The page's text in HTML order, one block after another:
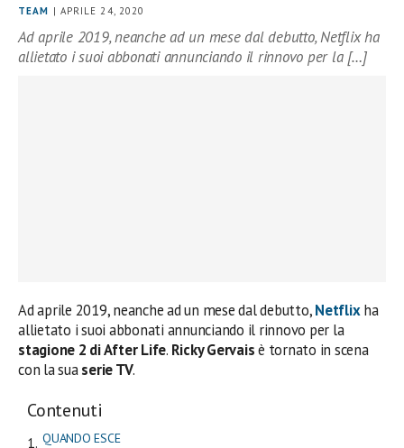
TEAM | APRILE 24, 2020
Ad aprile 2019, neanche ad un mese dal debutto, Netflix ha
allietato i suoi abbonati annunciando il rinnovo per la […]
Ad aprile 2019, neanche ad un mese dal debutto,Netflix ha
allietato i suoi abbonati annunciando il rinnovo per la
stagione 2 di After Life. Ricky Gervaisè tornato in scena
con la suaserie TV.
Contenuti
QUANDO ESCE